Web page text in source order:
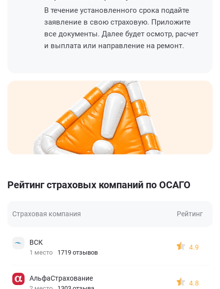
В течение установленного срока подайте
заявление в свою страховую. Приложите
все документы. Далее будет осмотр, расчет
и выплата или направление на ремонт.
Рейтинг страховых компаний по ОСАГО
Страховая компания Рейтинг
ВСК
1 место 1719 отзывов
4.9
АльфаСтрахование
4.8